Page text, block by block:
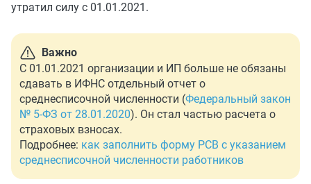
утратил силу с 01.01.2021.
Важно
С 01.01.2021 организации и ИП больше не обязаны
сдавать в ИФНС отдельный отчет о
среднесписочной численности (Федеральный закон
№ 5-ФЗ от 28.01.2020). Он стал частью расчета о
страховых взносах.
Подробнее: как заполнить форму РСВ с указанием
среднесписочной численности работников